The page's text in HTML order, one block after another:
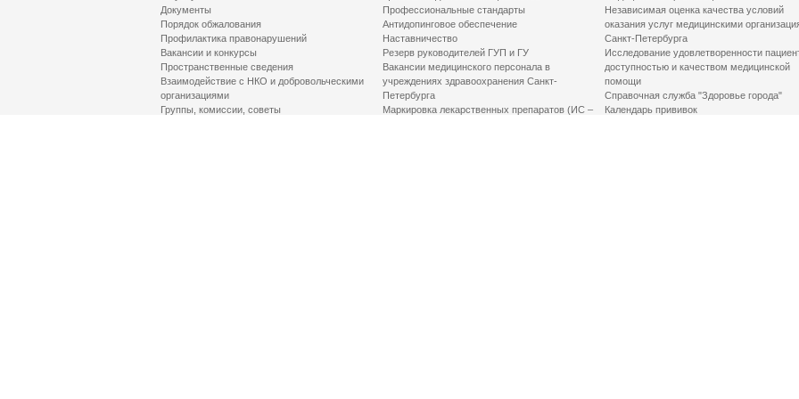
Документы
Порядок обжалования
Профилактика правонарушений
Вакансии и конкурсы
Пространственные сведения
Взаимодействие с НКО и добровольческими
организациями
Группы, комиссии, советы
Профессиональные стандарты
Антидопинговое обеспечение
Наставничество
Резерв руководителей ГУП и ГУ
Вакансии медицинского персонала в
учреждениях здравоохранения Санкт-
Петербурга
Маркировка лекарственных препаратов (ИС –
Независимая оценка качества условий
оказания услуг медицинскими
Санкт-Петербурга
Исследование удовлетворенности
доступностью и качеством медицинской
помощи
Справочная служба "Здоровье города"
Календарь прививок